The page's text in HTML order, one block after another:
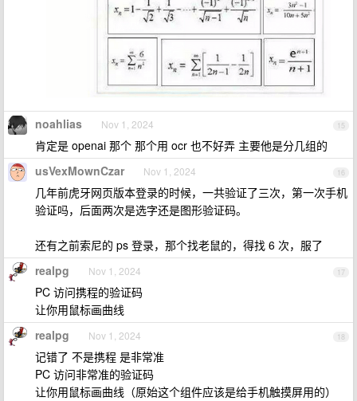
15
noahlias Nov 1, 2024
肯定是 openai 那个 那个用 ocr 也不好弄 主要他是分几组的
16
usVexMownCzar Nov 1, 2024
几年前虎牙网页版本登录的时候，一共验证了三次，第一次手机
验证吗，后面两次是选字还是图形验证码。
还有之前索尼的 ps 登录，那个找老鼠的，得找 6 次，服了
17
realpg Nov 1, 2024
PC 访问携程的验证码
让你用鼠标画曲线
18
realpg Nov 1, 2024
记错了 不是携程 是非常准
PC 访问非常准的验证码
让你用鼠标画曲线（原始这个组件应该是给手机触摸屏用的）